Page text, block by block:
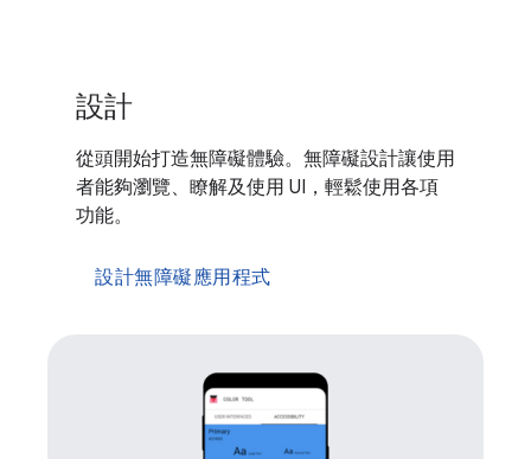
設計
從頭開始打造無障礙體驗。無障礙設計讓使用
者能夠瀏覽、瞭解及使用 UI，輕鬆使用各項
功能。
設計無障礙應用程式